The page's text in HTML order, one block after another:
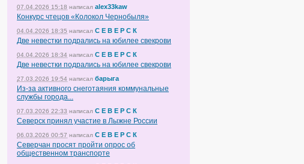
07.04.2026 15:18 написал alex33kaw
Конкурс чтецов «Колокол Чернобыля»
04.04.2026 18:35 написал С Е В Е Р С К
Две невестки подрались на юбилее свекрови
04.04.2026 18:34 написал С Е В Е Р С К
Две невестки подрались на юбилее свекрови
27.03.2026 19:54 написал барыга
Из-за активного снеготаяния коммунальные
службы города...
07.03.2026 22:33 написал С Е В Е Р С К
Северск принял участие в Лыжне России
06.03.2026 00:57 написал С Е В Е Р С К
Северчан просят пройти опрос об
общественном транспорте